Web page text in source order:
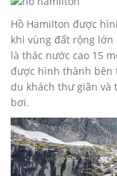
Hồ Hamilton được
khi vùng đất rộng lớn
là thác nước cao 15
được hình thành bên
du khách thư giãn và
bơi.